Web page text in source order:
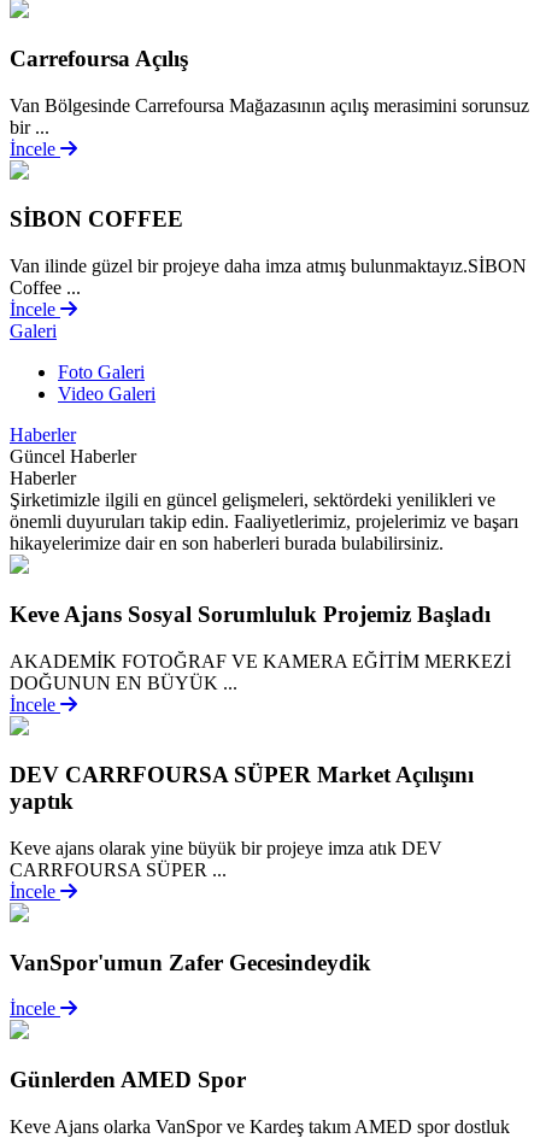
Carrefoursa Açılış
Van Bölgesinde Carrefoursa Mağazasının açılış merasimini sorunsuz
bir ...
İncele
SİBON COFFEE
Van ilinde güzel bir projeye daha imza atmış bulunmaktayız.SİBON
Coffee ...
İncele
Galeri
Foto Galeri
Video Galeri
Haberler
Güncel Haberler
Haberler
Şirketimizle ilgili en güncel gelişmeleri, sektördeki yenilikleri ve
önemli duyuruları takip edin. Faaliyetlerimiz, projelerimiz ve başarı
hikayelerimize dair en son haberleri burada bulabilirsiniz.
Keve Ajans Sosyal Sorumluluk Projemiz Başladı
AKADEMİK FOTOĞRAF VE KAMERA EĞİTİM MERKEZİ
DOĞUNUN EN BÜYÜK ...
İncele
DEV CARRFOURSA SÜPER Market Açılışını
yaptık
Keve ajans olarak yine büyük bir projeye imza atık DEV
CARRFOURSA SÜPER ...
İncele
VanSpor'umun Zafer Gecesindeydik
İncele
Günlerden AMED Spor
Keve Ajans olarka VanSpor ve Kardeş takım AMED spor dostluk